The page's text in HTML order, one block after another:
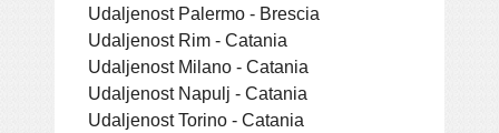
Udaljenost Palermo - Brescia
Udaljenost Rim - Catania
Udaljenost Milano - Catania
Udaljenost Napulj - Catania
Udaljenost Torino - Catania